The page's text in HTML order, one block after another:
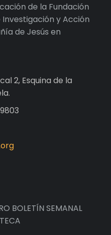
de la Fundación
y Acción
de Jesús en
2, Esquina de la
BOLETÍN SEMANAL